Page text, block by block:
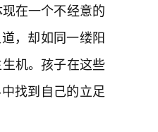
现在一个不经意的
，却如同一缕阳
机。孩子在这些
找到自己的立足